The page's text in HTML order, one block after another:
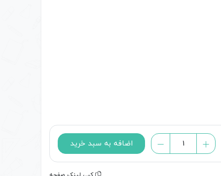
خرید
ایکس
باکس
اضافه به سبد خرید